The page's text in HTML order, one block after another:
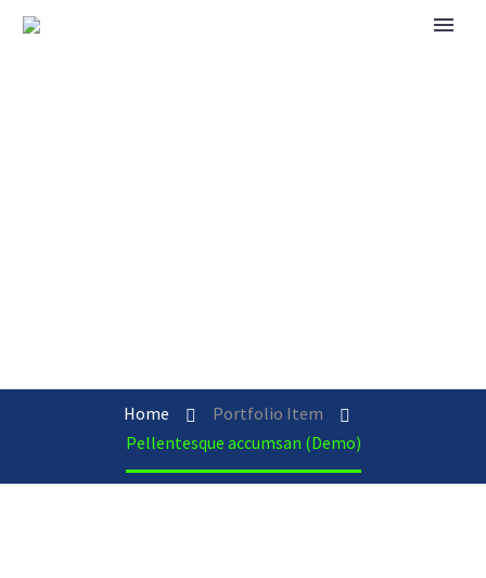
Home
Portfolio Item
Pellentesque accumsan (Demo)